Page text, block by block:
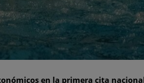
en la primera cita